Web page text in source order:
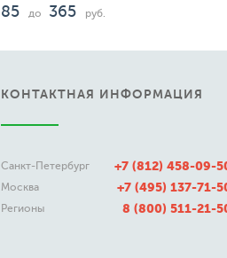
246
КОНТАКТНАЯ ИНФОРМАЦИЯ
Санкт-Петербург +7 (812) 458-09-
Москва +7 (495) 137-71-
Регионы 8 (800) 511-21-